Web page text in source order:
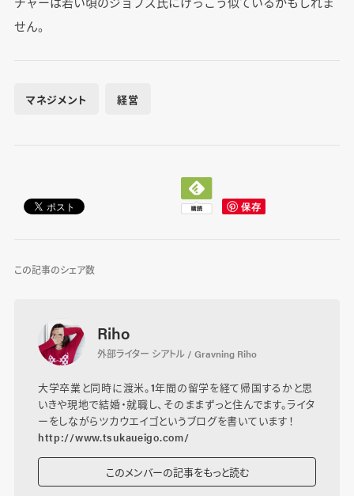
せん。
マネジメント 経営
この記事のシェア数
Riho
外部ライター シアトル / Gravning Riho
大学卒業と同時に渡米。1年間の留学を経て帰国するかと思
いきや現地で結婚・就職し、そのままずっと住んでます。ライタ
ーをしながらツカウエイゴというブログを書いています！
http://www.tsukaueigo.com/
このメンバーの記事をもっと読む